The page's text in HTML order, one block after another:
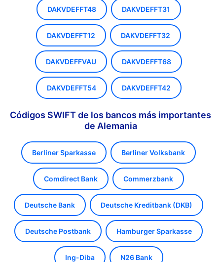
DAKVDEFFT48 DAKVDEFFT31
DAKVDEFFT12 DAKVDEFFT32
DAKVDEFFVAU DAKVDEFFT68
DAKVDEFFT54 DAKVDEFFT42
Códigos SWIFT de los bancos más importantes
de Alemania
Berliner Sparkasse Berliner Volksbank
Comdirect Bank Commerzbank
Deutsche Bank Deutsche Kreditbank (DKB)
Deutsche Postbank Hamburger Sparkasse
Ing-Diba N26 Bank